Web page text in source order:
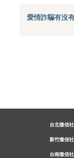
愛情詐騙有沒
台北徵信社
新竹徵信社
台南徵信社